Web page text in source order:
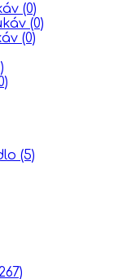
(0)
(0)
(0)
(5)